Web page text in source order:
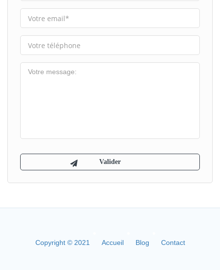
Copyright © 2021 Accueil Blog Contact